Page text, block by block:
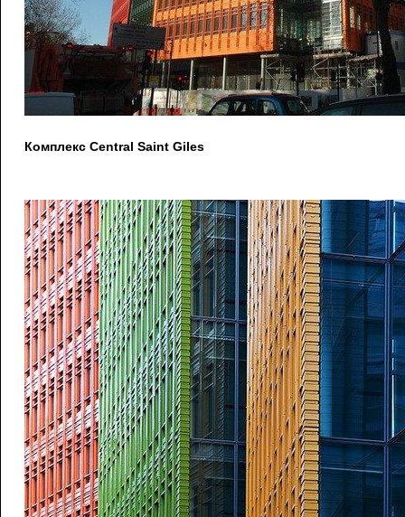
Комплекс Central Saint Giles